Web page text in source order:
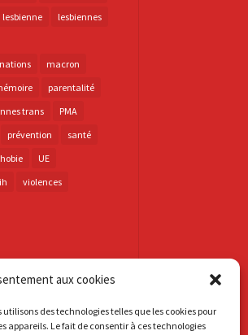
aux cookies
des technologies telles que les cookies pour
appareils. Le fait de consentir à ces technologies
lesbienne
lesbiennes
macron
parentalité
trans
PMA
prévention
santé
UE
violences